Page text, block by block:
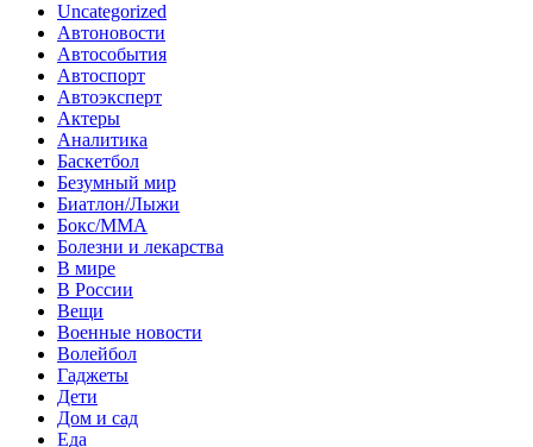
Uncategorized
Автоновости
Автособытия
Автоспорт
Автоэксперт
Актеры
Аналитика
Баскетбол
Безумный мир
Биатлон/Лыжи
Бокс/MMA
Болезни и лекарства
В мире
В России
Вещи
Военные новости
Волейбол
Гаджеты
Дети
Дом и сад
Еда